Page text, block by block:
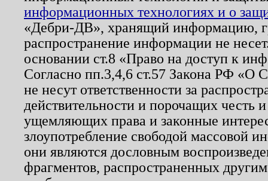
информационных технологиях и о
«Дебри-ДВ», хранящий информацию,
распространение информации не
основании ст.8 «Право на доступ к
Согласно пп.3,4,6 ст.57 Закона РФ «О
не несут ответственности за
действительности и порочащих честь
ущемляющих права и законные
злоупотребление свободой массовой
они являются дословным
фрагментов, распространенных